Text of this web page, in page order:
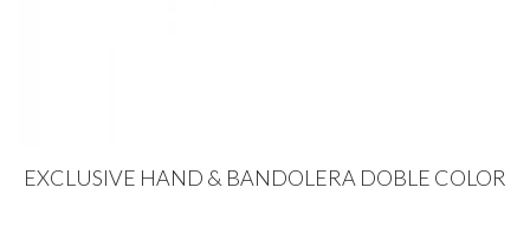
EXCLUSIVE HAND & BANDOLERA DOBLE COLOR